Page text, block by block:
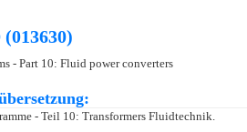
- Part 10: Fluid power converters
- Teil 10: Transformers Fluidtechnik.